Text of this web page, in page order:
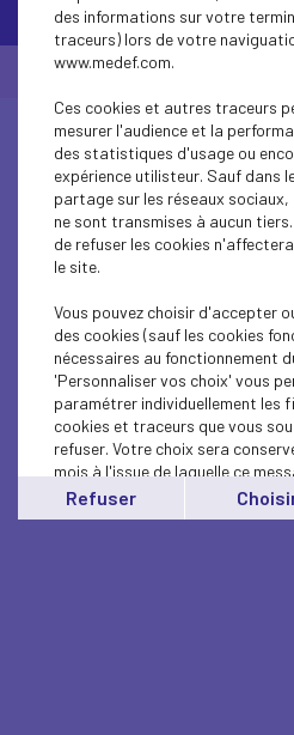
© Medef Morbihan 2026 -
des informations sur votre
traceurs) lors de votre
www.medef.com.
Ces cookies et autres traceurs
mesurer l'audience et la
des statistiques d'usage ou
expérience utilisteur. Sauf dans
partage sur les réseaux
ne sont transmises à aucun
de refuser les cookies
le site.
Vous pouvez choisir d'accepter
des cookies (sauf les cookies
nécessaires au fonctionnement
'Personnaliser vos choix' vous
paramétrer individuellement les
cookies et traceurs que vous
refuser. Votre choix sera
mois à l'issue de laquelle ce
affiché..
Vous pouvez modifier votre
Refuser